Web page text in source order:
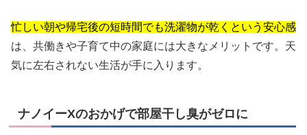
忙しい朝や帰宅後の短時間でも洗濯物が乾くという安心感
は、共働きや子育て中の家庭には大きなメリットです。天
気に左右されない生活が手に入ります。
ナノイーXのおかげで部屋干し臭がゼロに